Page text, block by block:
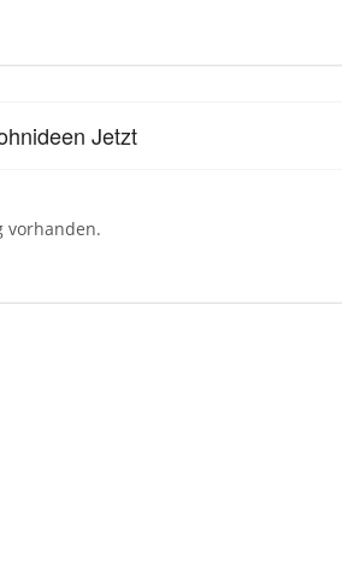
Jetzt
vorhanden.